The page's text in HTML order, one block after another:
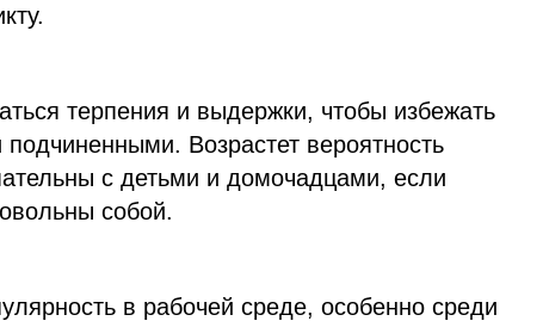
терпения и выдержки, чтобы избежать
Возрастет вероятность
с детьми и домочадцами, если
собой.
в рабочей среде, особенно среди